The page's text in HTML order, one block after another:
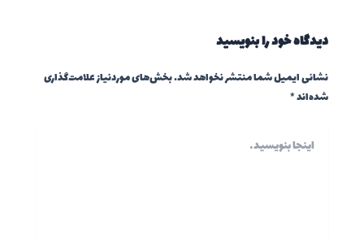
دیدگاه‌ خود را بنویسید
نشانی ایمیل شما منتشر نخواهد شد.بخش‌های موردنیاز علامت‌گذاری
شده‌اند*
بنویسید…